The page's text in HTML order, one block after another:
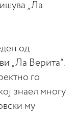
„Ла
од
„Ла Верита“.
го
знаел многу
му